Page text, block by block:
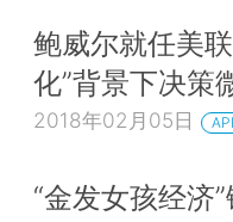
鲍威尔就任美
化”背景下决策
2018年02月05日
“金发女孩经济